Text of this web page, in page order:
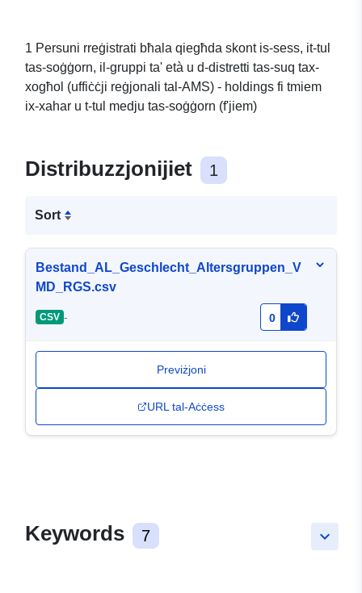
(f'jiem)
1 Persuni rreġistrati bħala qiegħda skont is-sess, it-tul
tas-soġġorn, il-gruppi ta' età u d-distretti tas-suq tax-
xogħol (uffiċċji reġjonali tal-AMS) - holdings fi tmiem
ix-xahar u t-tul medju tas-soġġorn (f'jiem)
Distribuzzjonijiet 1
Sort
Bestand_AL_Geschlecht_Altersgruppen_V
MD_RGS.csv
CSV - 0
Previżjoni
URL tal-Aċċess
keyboard_arrow_down
Keywords 7